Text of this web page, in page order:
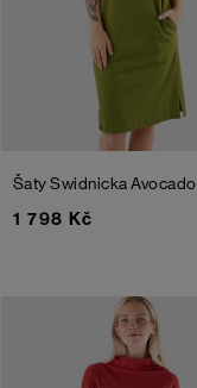
Šaty SwidnickaAvocado
1 798 Kč